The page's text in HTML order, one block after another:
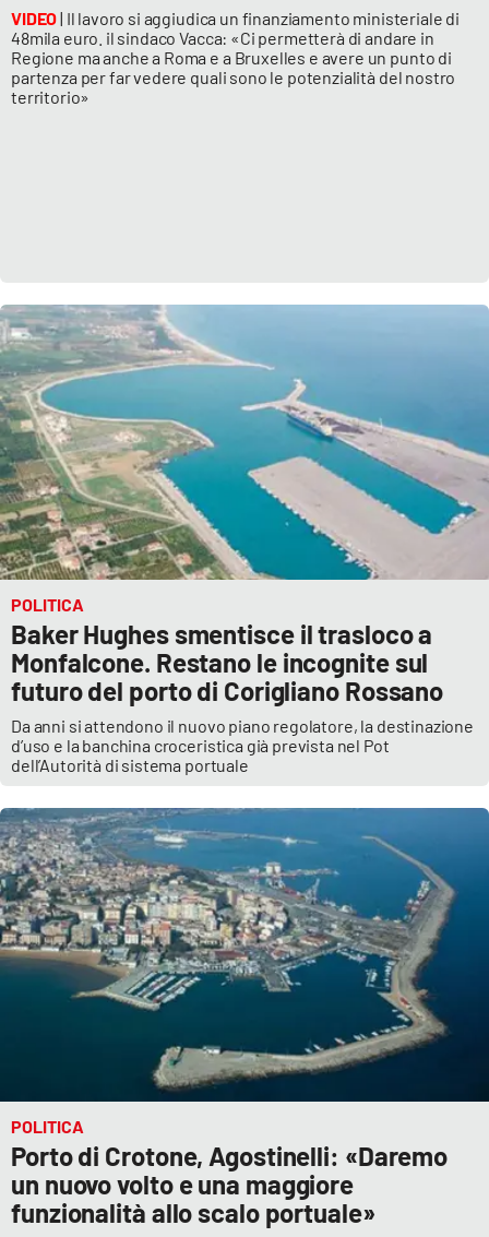
Venti di comunicazione
STREAMING
EDIZIONI
LOCALI
Catanzaro
Crotone
Vibo Valentia
Reggio Calabria
Cosenza
Lamezia Terme
PROGETTI
SPECIALI
Buona Sanità Calabria
LA
CALABRIAVISIONE
Destinazioni
Eventi
Storie
LAC
NETWORK
VIDEO| Il lavoro si aggiudica un finanziamento ministeriale di
48mila euro. il sindaco Vacca: «Ci permetterà di andare in
Regione ma anche a Roma e a Bruxelles e avere un punto di
partenza per far vedere quali sono le potenzialità del nostro
territorio»
POLITICA
Baker Hughes smentisce il trasloco a
Monfalcone. Restano le incognite sul
futuro del porto di Corigliano Rossano
Da anni si attendono il nuovo piano regolatore, la destinazione
d’uso e la banchina croceristica già prevista nel Pot
dell’Autorità di sistema portuale
POLITICA
Porto di Crotone, Agostinelli: «Daremo
un nuovo volto e una maggiore
funzionalità allo scalo portuale»